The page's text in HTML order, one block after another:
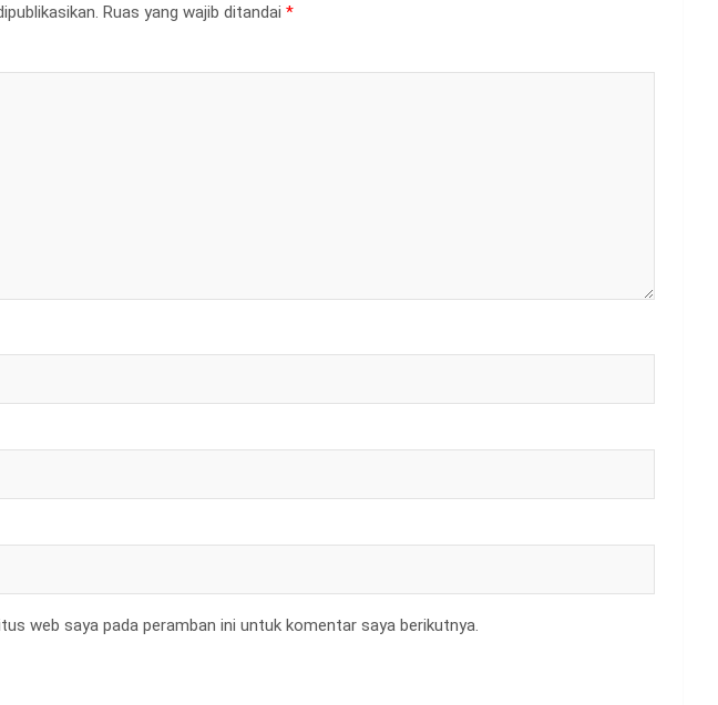
Ruas yang wajib ditandai *
web saya pada peramban ini untuk komentar saya berikutnya.